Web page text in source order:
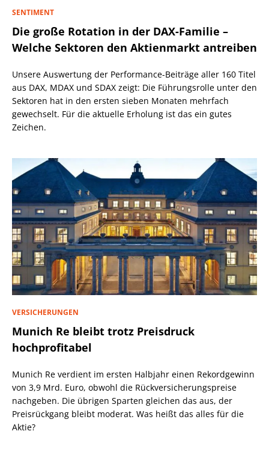
SENTIMENT
Die große Rotation in der DAX-Familie –
Welche Sektoren den Aktienmarkt antreiben
Unsere Auswertung der Performance-Beiträge aller 160 Titel
aus DAX, MDAX und SDAX zeigt: Die Führungsrolle unter den
Sektoren hat in den ersten sieben Monaten mehrfach
gewechselt. Für die aktuelle Erholung ist das ein gutes
Zeichen.
VERSICHERUNGEN
Munich Re bleibt trotz Preisdruck
hochprofitabel
Munich Re verdient im ersten Halbjahr einen Rekordgewinn
von 3,9 Mrd. Euro, obwohl die Rückversicherungspreise
nachgeben. Die übrigen Sparten gleichen das aus, der
Preisrückgang bleibt moderat. Was heißt das alles für die
Aktie?